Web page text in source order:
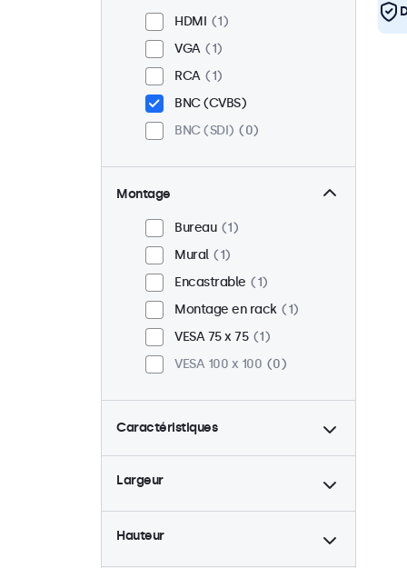
HDMI
1
VGA
1
RCA
1
BNC (CVBS)
BNC (SDI)
0
Montage
Bureau
1
Mural
1
Encastrable
1
Montage en rack
1
VESA 75 x 75
1
VESA 100 x 100
0
Caractéristiques
4:3 / 5:4
1
Rétro-éclairage ajustable
Largeur
Hauteur